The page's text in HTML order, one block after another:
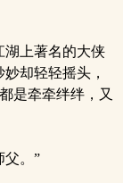
上著名的大侠
却轻轻摇头，
是牵牵绊绊，又
父。”